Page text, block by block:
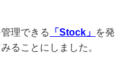
理できる 「Stock」 を発
ることにしました。